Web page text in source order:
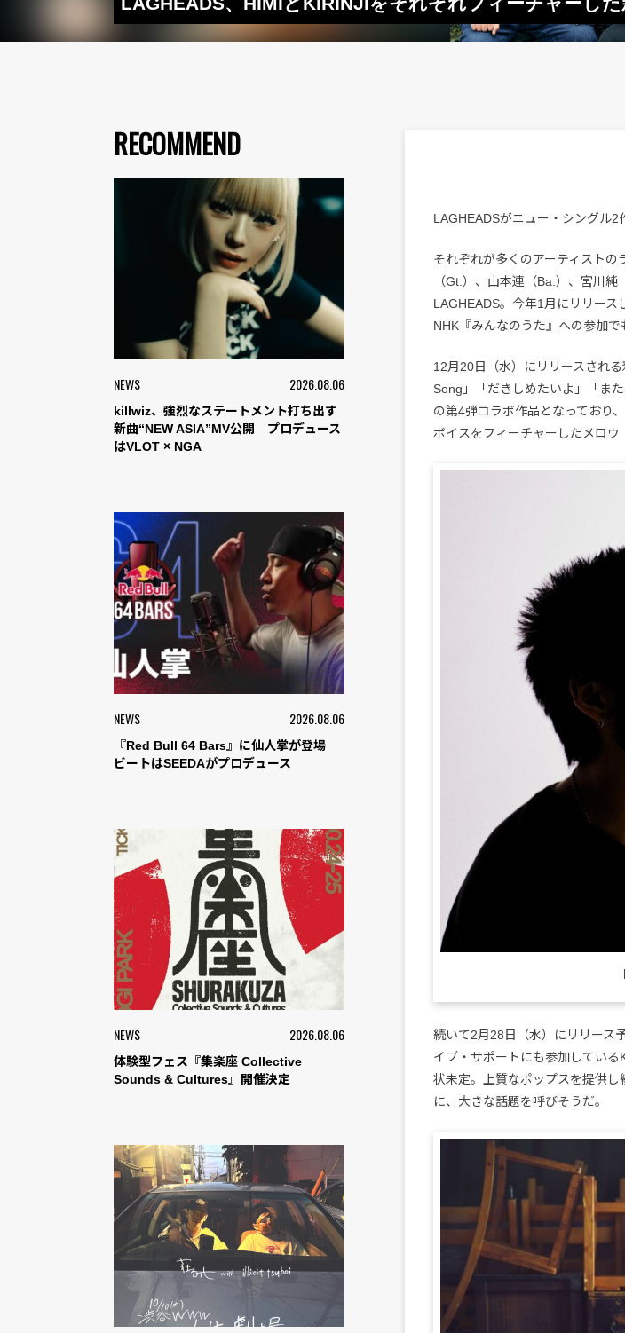
RECOMMEND
NEWS 2026.08.06
killwiz、強烈なステートメント打ち出す
新曲“NEW ASIA”MV公開 プロデュース
はVLOT × NGA
NEWS 2026.08.06
『Red Bull 64 Bars』に仙人掌が登場
ビートはSEEDAがプロデュース
NEWS 2026.08.06
体験型フェス『集楽座 Collective
Sounds & Cultures』開催決定
LAGHEADSがニュー・シングル2
それぞれが多くのアーティストの
（Gt.）、山本連（Ba.）、宮川
LAGHEADS。今年1月にリリース
NHK『みんなのうた』への参加で
12月20日（水）にリリースされ
Song」「だきしめたいよ」「ま
の第4弾コラボ作品となっており
ボイスをフィーチャーしたメロウ
続いて2月28日（水）にリリース
イブ・サポートにも参加してい
状未定。上質なポップスを提供
に、大きな話題を呼びそうだ。